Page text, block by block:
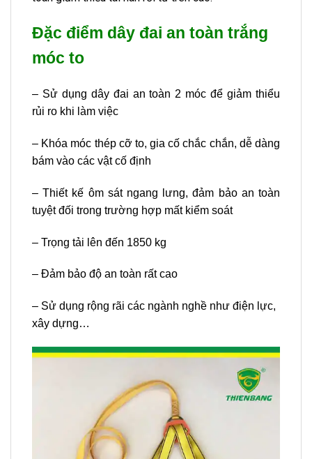
Đặc điểm dây đai an toàn trắng
móc to
– Sử dụng dây đai an toàn 2 móc để giảm thiểu
rủi ro khi làm việc
– Khóa móc thép cỡ to, gia cố chắc chắn, dễ dàng
bám vào các vật cố định
– Thiết kế ôm sát ngang lưng, đảm bảo an toàn
tuyệt đối trong trường hợp mất kiểm soát
– Trọng tải lên đến 1850 kg
– Đảm bảo độ an toàn rất cao
– Sử dụng rộng rãi các ngành nghề như điện lực,
xây dựng…